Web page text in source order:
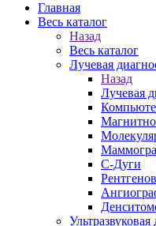
Главная
Весь каталог
Назад
Весь каталог
Лучевая
Назад
Лучевая
С-Дуги
Ультразвуковая